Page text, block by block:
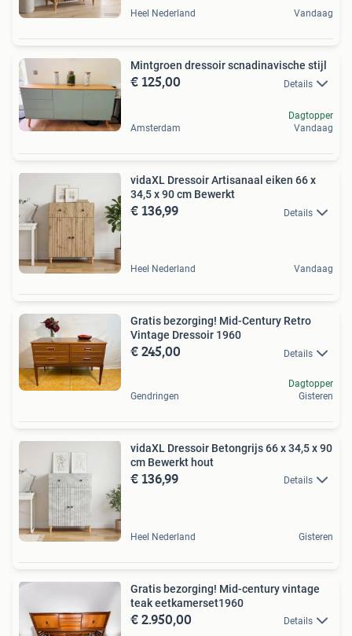
Heel Nederland Vandaag
Mintgroen dressoir scnadinavische stijl
€ 125,00 Details
Amsterdam
Dagtopper
Vandaag
vidaXL Dressoir Artisanaal eiken 66 x
34,5 x 90 cm Bewerkt
€ 136,99 Details
Heel Nederland Vandaag
Gratis bezorging! Mid-Century Retro
Vintage Dressoir 1960
€ 245,00 Details
Gendringen
Dagtopper
Gisteren
vidaXL Dressoir Betongrijs 66 x 34,5 x 90
cm Bewerkt hout
€ 136,99 Details
Heel Nederland Gisteren
Gratis bezorging! Mid-century vintage
teak eetkamerset1960
€ 2.950,00 Details